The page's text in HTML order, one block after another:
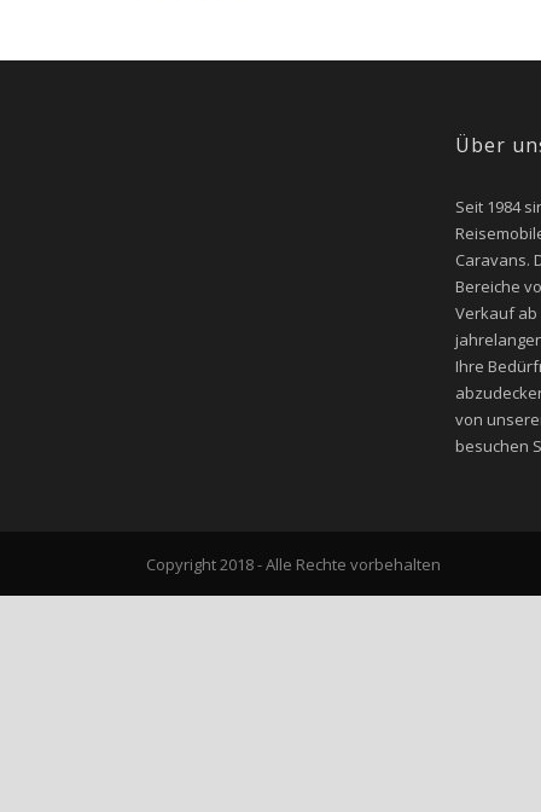
Über
Seit 1984
Caravans.
Bereiche
Verkauf
Ihre
von
besuchen
Copyright 2018 - Alle Rechte vorbehalten